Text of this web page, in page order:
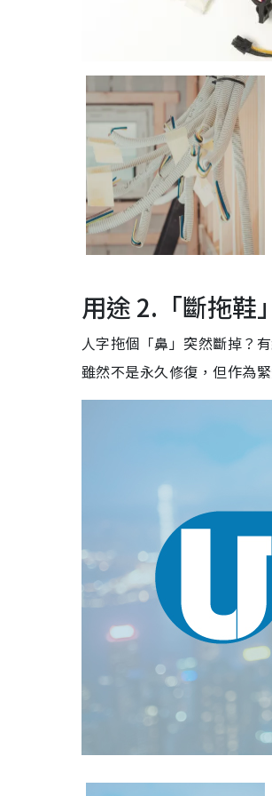
用途 2.「斷拖鞋
人字拖個「鼻」突然斷掉？
雖然不是永久修復，但作為